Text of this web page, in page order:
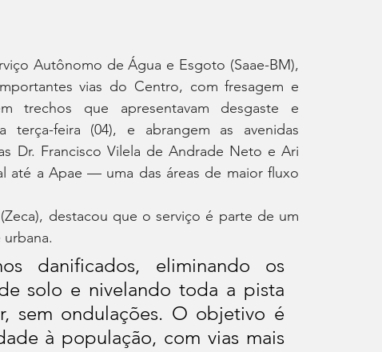
Autônomo de Água e Esgoto (Saae-BM),
vias do Centro, com fresagem e
trechos que apresentavam desgaste e
terça-feira (04), e abrangem as avenidas
Dr. Francisco Vilela de Andrade Neto e Ari
até a Apae — uma das áreas de maior fluxo
destacou que o serviço é parte de um
danificados, eliminando os
solo e nivelando toda a pista
sem ondulações. O objetivo é
à população, com vias mais